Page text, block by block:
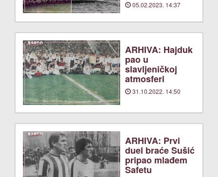
05.02.2023. 14:37
ARHIVA: Hajduk
pao u
slavljeničkoj
atmosferi
31.10.2022. 14:50
ARHIVA: Prvi
duel braće Sušić
pripao mlađem
Safetu